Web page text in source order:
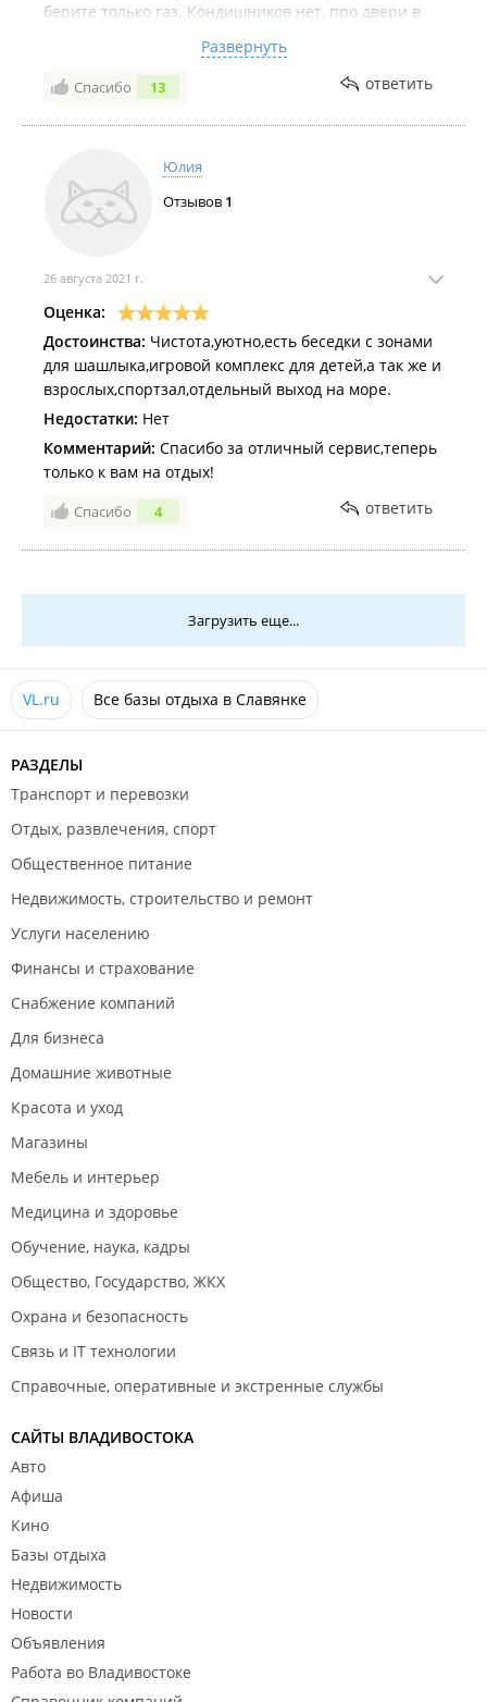
берите только газ. Кондишников нет, про двери в
скрипят, стучат, ночью в туалет не ходишь,
терпишь, лишь бы детей не разбудить. На веранде
заглядывают. Всюду огромные пауки, ночью
платная, душ платный, имеется на территории
очень маленький магазин, где цена хлеба доходит
до 90 р. Даже терка платная, жесть. Цена за сутки не
Комментарий:
добавить на каждую комнату боксы с посудой и при
выезде можете проверять, что не хватает - платить.
Установить кондеры. Так же добавить губки для
посуды и для мытья посуды жидкость. Везти это с
собой считаю абсурдным.
Развернуть
Спасибо 13 ответить
Юлия
Отзывов 1
26 августа 2021 г.
Оценка:
Достоинства: Чистота,уютно,есть беседки с зонами
для шашлыка,игровой комплекс для детей,а так же и
взрослых,спортзал,отдельный выход на море.
Недостатки: Нет
Комментарий: Спасибо за отличный сервис,теперь
только к вам на отдых!
Спасибо 4 ответить
Загрузить еще...
VL.ru Все базы отдыха в Славянке
РАЗДЕЛЫ
Транспорт и перевозки
Отдых, развлечения, спорт
Общественное питание
Недвижимость, строительство и ремонт
Услуги населению
Финансы и страхование
Снабжение компаний
Для бизнеса
Домашние животные
Красота и уход
Магазины
Мебель и интерьер
Медицина и здоровье
Обучение, наука, кадры
Общество, Государство, ЖКХ
Охрана и безопасность
Связь и IT технологии
Справочные, оперативные и экстренные службы
САЙТЫ ВЛАДИВОСТОКА
Авто
Афиша
Кино
Базы отдыха
Недвижимость
Новости
Объявления
Работа во Владивостоке